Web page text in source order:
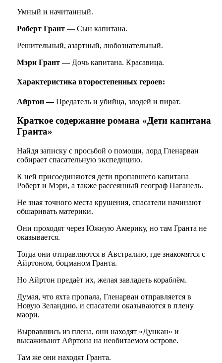
Умный и начитанный.
Роберт Грант— Сын капитана.
Решительный, азартный, любознательный.
Мэри Грант— Дочь капитана. Красавица.
Характеристика второстепенных героев:
Айртон —Предатель и убийца, злодей и пират.
Краткое содержание романа «Дети капитана
Гранта»
Найдя записку с просьбой о помощи, лорд Гленарван
собирает спасательную экспедицию.
К ней присоединяются дети пропавшего капитана
Роберт и Мэри, а также рассеянный географ Паганель.
Не зная точного места крушения, спасатели начинают
обшаривать материки.
Они проходят через Южную Америку, но там Гранта не
оказывается.
Тогда они отправляются в Австралию, где знакомятся с
Айртоном, боцманом Гранта.
Но Айртон предаёт их, желая завладеть кораблём.
Думая, что яхта пропала, Гленарван отправляется в
Новую Зеландию, и спасатели оказываются в плену
маори.
Вырвавшись из плена, они находят «Дункан» и
высаживают Айртона на необитаемом острове.
Там же они находят Гранта.